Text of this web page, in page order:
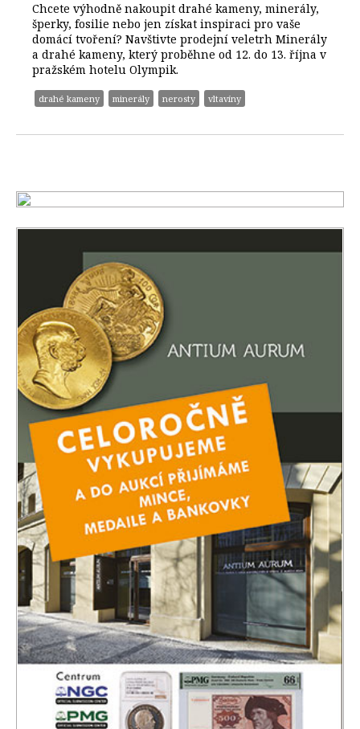
Chcete výhodně nakoupit drahé kameny, minerály,
šperky, fosilie nebo jen získat inspiraci pro vaše
domácí tvoření? Navštivte prodejní veletrh Minerály
a drahé kameny, který proběhne od 12. do 13. října v
pražském hotelu Olympik.
drahé kameny minerály nerosty vltavíny